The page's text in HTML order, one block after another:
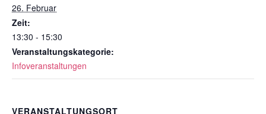
26. Februar
Zeit:
13:30 - 15:30
Veranstaltungskategorie:
Infoveranstaltungen
VERANSTALTUNGSORT